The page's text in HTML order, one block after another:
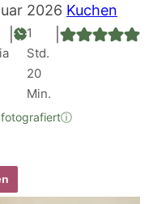
2026 Kuchen
1 Stunde
Std.
20Minuten
Min.
|
ⓘ